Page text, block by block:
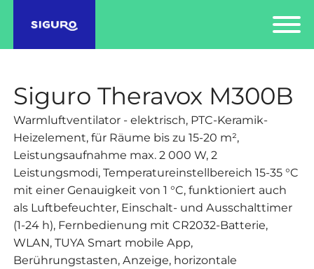
Siguro Theravox M300B
Warmluftventilator - elektrisch, PTC-Keramik-
Heizelement, für Räume bis zu 15-20 m²,
Leistungsaufnahme max. 2 000 W, 2
Leistungsmodi, Temperatureinstellbereich 15-35 °C
mit einer Genauigkeit von 1 °C, funktioniert auch
als Luftbefeuchter, Einschalt- und Ausschalttimer
(1-24 h), Fernbedienung mit CR2032-Batterie,
WLAN, TUYA Smart mobile App,
Berührungstasten, Anzeige, horizontale